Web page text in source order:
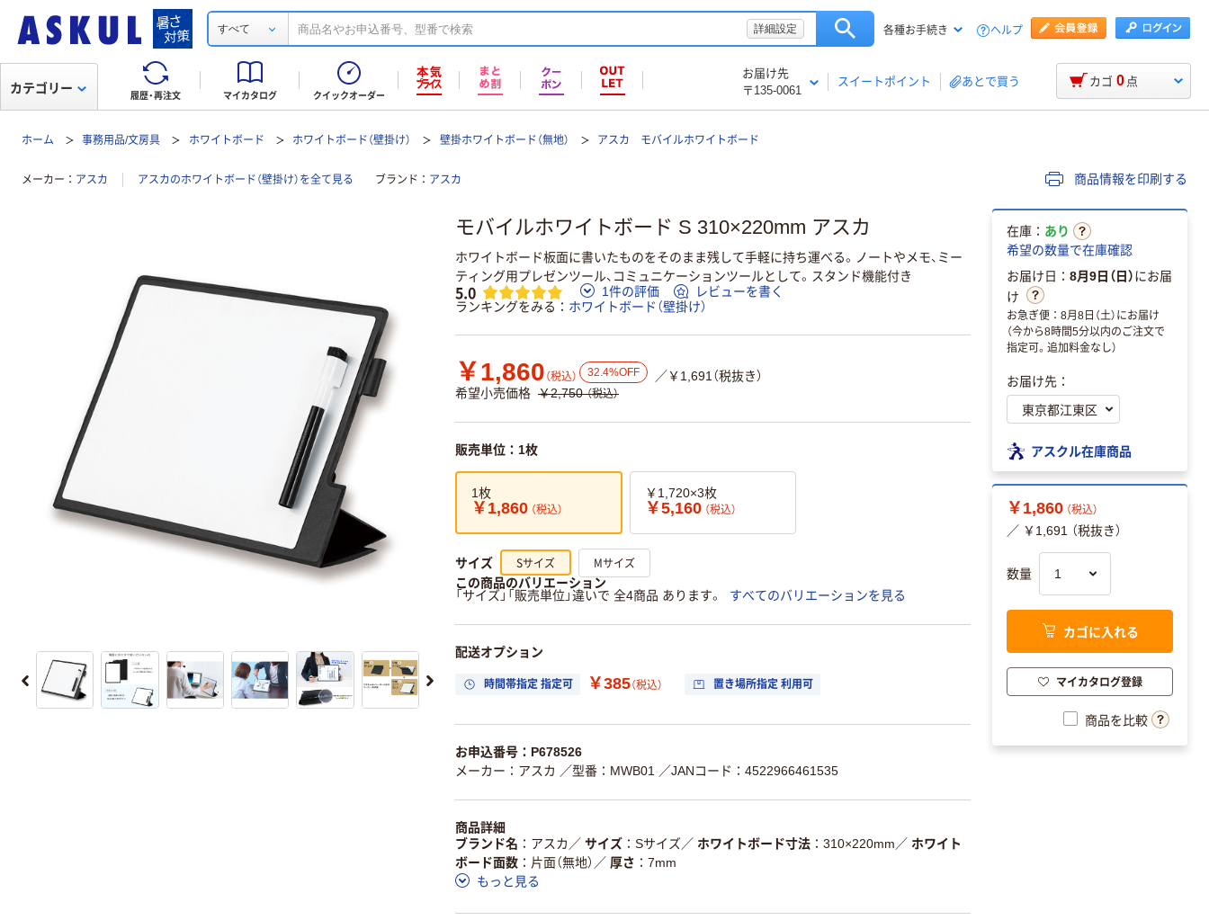
すべて 詳細設定 各種お手続き ヘルプ
履歴・再注文 マイカタログ クイックオーダー
お届け先
〒135-0061
スイートポイント あとで買う
カテゴリー カゴ 0 点
ホーム 事務用品/文房具 ホワイトボード ホワイトボード（壁掛け） 壁掛ホワイトボード（無地） アスカ モバイルホワイトボード
メーカー アスカ アスカのホワイトボード（壁掛け）を全て見る ブランド アスカ 商品情報を印刷する
モバイルホワイトボード S 310×220mm アスカ
ホワイトボード板面に書いたものをそのまま残して手軽に持ち運べる。ノートやメモ、ミー
ティング用プレゼンツール、コミュニケーションツールとして。スタンド機能付き
5.0 1件の評価
レビューを書く
ランキングをみる
ホワイトボード（壁掛け）
￥1,860 （税込） 32.4%OFF
／￥1,691（税抜き）
希望小売価格 ￥2,750 （税込）
販売単位：1枚
1枚
￥1,860 （税込）
￥1,720×3枚
￥5,160 （税込）
サイズ Sサイズ Mサイズ
この商品のバリエーション
「サイズ」「販売単位」違いで 全4商品 あります。
すべてのバリエーションを見る
配送オプション
時間帯指定 指定可 ￥385（税込） 置き場所指定 利用可
お申込番号：P678526
メーカー：アスカ ／型番：MWB01 ／JANコード：4522966461535
商品詳細
ブランド名
アスカ ／ サイズ Sサイズ／ ホワイトボード寸法 310×220mm ／ ホワイト
ボード面数
片面（無地） ／ 厚さ
7mm
もっと見る
在庫： あり
希望の数量で在庫確認
お届け日： 8月9日（日）にお届
け
お急ぎ便：8月8日（土）にお届け
（今から8時間5分以内のご注文で
指定可。追加料金なし）
お届け先：
アスクル在庫商品
￥1,860 （税込）
／ ￥1,691 （税抜き）
数量
カゴに入れる
マイカタログ登録
商品を比較